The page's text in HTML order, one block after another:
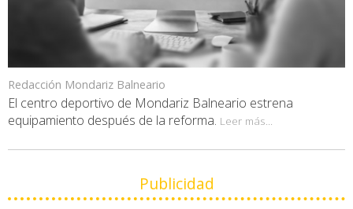
Redacción Mondariz Balneario
El centro deportivo de Mondariz Balneario estrena
equipamiento después de la reforma. Leer más...
Publicidad